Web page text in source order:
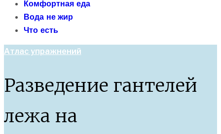
Комфортная еда
Вода не жир
Что есть
Атлас упражнений
Разведение гантелей
лежа на